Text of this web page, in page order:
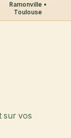
Ramonville •
Toulouse
sur vos